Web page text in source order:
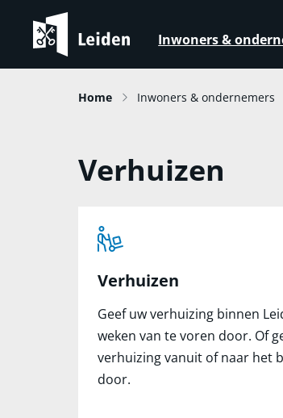
Inwoners &
Home Inwoners & ondernemers
Verhuizen
Verhuizen
Geef uw verhuizing binnen
weken van te voren door. Of
verhuizing vanuit of naar het
door.